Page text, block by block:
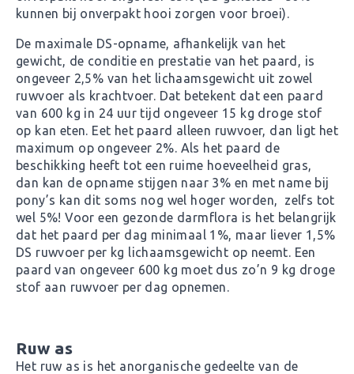
kunnen bij onverpakt hooi zorgen voor broei).
De maximale DS-opname, afhankelijk van het
gewicht, de conditie en prestatie van het paard, is
ongeveer 2,5% van het lichaamsgewicht uit zowel
ruwvoer als krachtvoer. Dat betekent dat een paard
van 600 kg in 24 uur tijd ongeveer 15 kg droge stof
op kan eten. Eet het paard alleen ruwvoer, dan ligt het
maximum op ongeveer 2%. Als het paard de
beschikking heeft tot een ruime hoeveelheid gras,
dan kan de opname stijgen naar 3% en met name bij
pony’s kan dit soms nog wel hoger worden, zelfs tot
wel 5%! Voor een gezonde darmflora is het belangrijk
dat het paard per dag minimaal 1%, maar liever 1,5%
DS ruwvoer per kg lichaamsgewicht op neemt. Een
paard van ongeveer 600 kg moet dus zo’n 9 kg droge
stof aan ruwvoer per dag opnemen.
Ruw as
Het ruw as is het anorganische gedeelte van de